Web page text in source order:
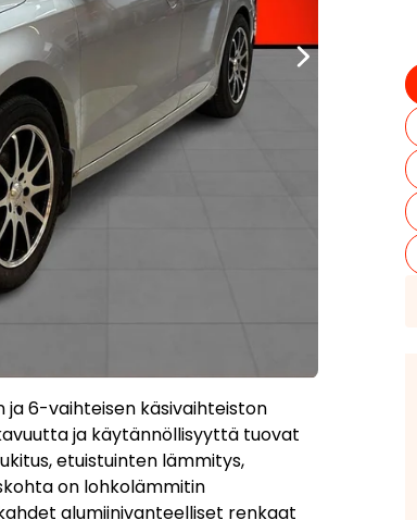
ja 6-vaihteisen käsivaihteiston
ja käytännöllisyyttä tuovat
etuistuinten lämmitys,
on lohkolämmitin
alumiinivanteelliset renkaat